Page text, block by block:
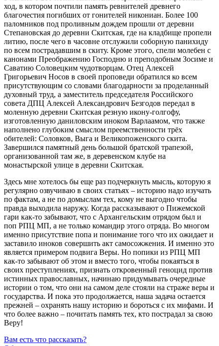
ход, в котором почтили память ревнителей древнего
благочестия погибших от гонителей никониан. Более 100
паломников под проливным дождем прошли от деревни
Степановская до деревни Скитская, где на кладбище пропели
литию, после чего в часовне отслужили соборную панихиду
по всем пострадавшим в скиту. Кроме этого, спели молебен с
канонами Преображению Господню и преподобным Зосиме и
Саватию Соловецким чудотворцам. Отец Алексей
Григорьевич Носов в своей проповеди обратился ко всем
присутствующим со словами благодарности за проделанный
духовный труд, а заместитель председателя Российского
совета ДПЦ Алексей Александрович Безгодов передал в
моленную деревни Скитская резную икону-голгофу,
изготовленную даниловским иноком Варлаамом, что также
наполнено глубоким смыслом преемственности трёх
обителей: Соловков, Выга и Великопоженского скита.
Завершился памятный день большой братской трапезой,
организованной там же, в деревенском клубе на
монастырской улице в деревни Скитская.
Здесь мне хотелось бы еще раз подчеркнуть мысль, которую я
регулярно озвучиваю в своих статьях – историю надо изучать
по фактам, а не по домыслам тех, кому не выгодно чтобы
правда выходила наружу. Когда рассказывают о Пижемской
гари как-то забывают, что с Архангельским отрядом был и
поп РПЦ МП, а не только командир этого отряда. Во многом
именно присутствие попа и понимание того что их ожидает и
заставило иноков совершить акт самосожжения. И именно это
является примером подвига Веры. Но попики из РПЦ МП
как-то забывают об этом и вместо того, чтобы покаяться в
своих преступлениях, признать откровенный геноцид против
истинных православных, начинаю придумывать очередные
истории о том, что они на самом деле стояли на страже веры и
государства. И пока это продолжается, наша задача остается
прежней – охранять нашу историю и бороться с их мифами. И
что более важно – почитать память тех, кто пострадал за свою
Веру!
Вам есть что рассказать?